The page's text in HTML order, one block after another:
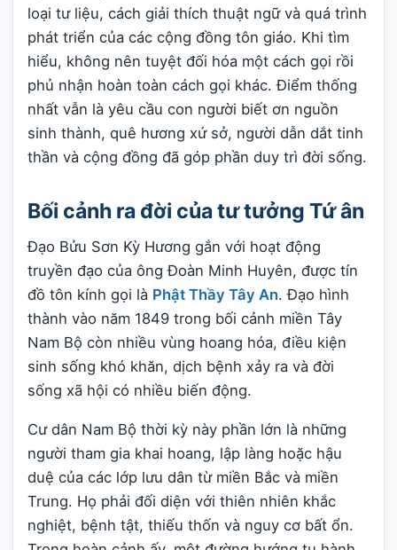
loại tư liệu, cách giải thích thuật ngữ và quá trình
phát triển của các cộng đồng tôn giáo. Khi tìm
hiểu, không nên tuyệt đối hóa một cách gọi rồi
phủ nhận hoàn toàn cách gọi khác. Điểm thống
nhất vẫn là yêu cầu con người biết ơn nguồn
sinh thành, quê hương xứ sở, người dẫn dắt tinh
thần và cộng đồng đã góp phần duy trì đời sống.
Bối cảnh ra đời của tư tưởng Tứ ân
Đạo Bửu Sơn Kỳ Hương gắn với hoạt động
truyền đạo của ông Đoàn Minh Huyên, được tín
đồ tôn kính gọi là Phật Thầy Tây An. Đạo hình
thành vào năm 1849 trong bối cảnh miền Tây
Nam Bộ còn nhiều vùng hoang hóa, điều kiện
sinh sống khó khăn, dịch bệnh xảy ra và đời
sống xã hội có nhiều biến động.
Cư dân Nam Bộ thời kỳ này phần lớn là những
người tham gia khai hoang, lập làng hoặc hậu
duệ của các lớp lưu dân từ miền Bắc và miền
Trung. Họ phải đối diện với thiên nhiên khắc
nghiệt, bệnh tật, thiếu thốn và nguy cơ bất ổn.